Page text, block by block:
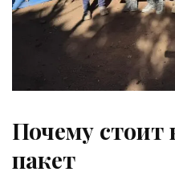
Почему
пакет